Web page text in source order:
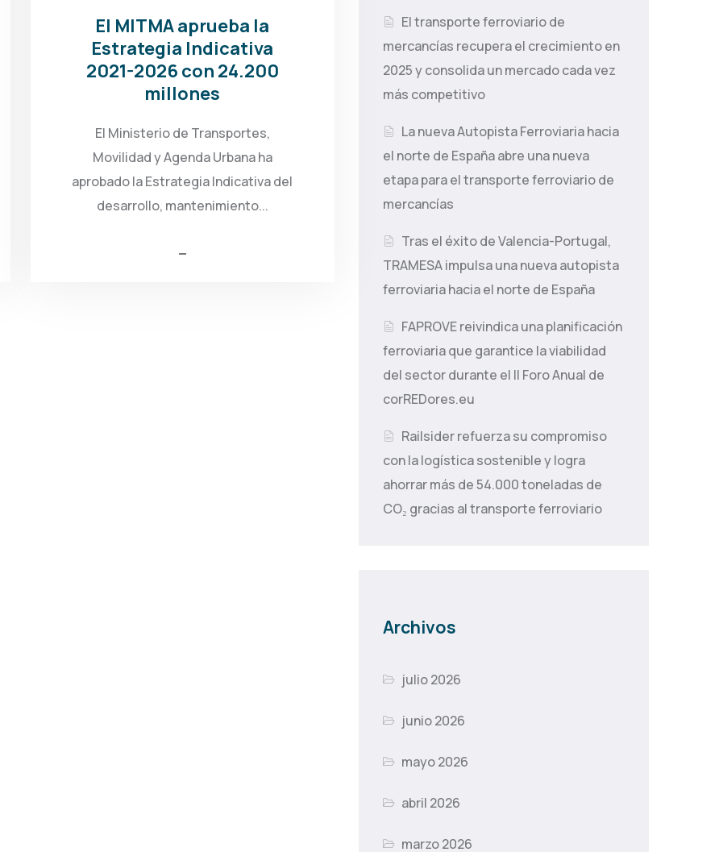
El MITMA aprueba la
Estrategia Indicativa
2021-2026 con 24.200
millones
El Ministerio de Transportes,
Movilidad y Agenda Urbana ha
aprobado la Estrategia Indicativa del
desarrollo, mantenimiento...
El transporte ferroviario de
mercancías recupera el crecimiento en
2025 y consolida un mercado cada vez
más competitivo
La nueva Autopista Ferroviaria hacia
el norte de España abre una nueva
etapa para el transporte ferroviario de
mercancías
Tras el éxito de Valencia-Portugal,
TRAMESA impulsa una nueva autopista
ferroviaria hacia el norte de España
FAPROVE reivindica una planificación
ferroviaria que garantice la viabilidad
del sector durante el II Foro Anual de
corREDores.eu
Railsider refuerza su compromiso
con la logística sostenible y logra
ahorrar más de 54.000 toneladas de
CO₂ gracias al transporte ferroviario
Archivos
julio 2026
junio 2026
mayo 2026
abril 2026
marzo 2026